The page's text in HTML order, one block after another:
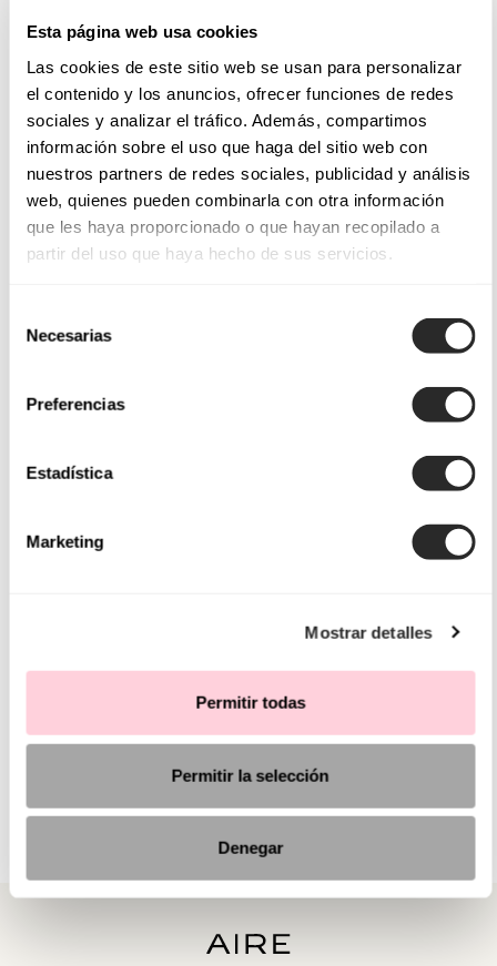
Esta página web usa cookies
Las cookies de este sitio web se usan para personalizar
el contenido y los anuncios, ofrecer funciones de redes
sociales y analizar el tráfico. Además, compartimos
información sobre el uso que haga del sitio web con
nuestros partners de redes sociales, publicidad y análisis
web, quienes pueden combinarla con otra información
que les haya proporcionado o que hayan recopilado a
partir del uso que haya hecho de sus servicios.
Necesarias
Preferencias
Estadística
Marketing
Mostrar detalles
Permitir todas
Permitir la selección
Denegar